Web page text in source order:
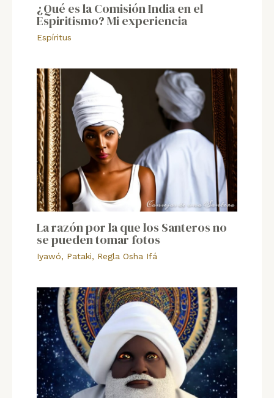
¿Qué es la Comisión India en el
Espiritismo? Mi experiencia
Espíritus
La razón por la que los Santeros no
se pueden tomar fotos
Iyawó, Pataki, Regla Osha Ifá